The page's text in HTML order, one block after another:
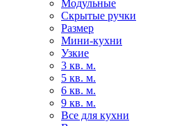
Модульные
Скрытые ручки
Размер
Мини-кухни
Узкие
3 кв. м.
5 кв. м.
6 кв. м.
9 кв. м.
Все для кухни